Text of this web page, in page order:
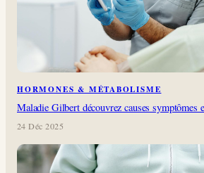
HORMONES & MÉTABOLISME
Maladie Gilbert découvrez causes symptômes
24 Déc 2025